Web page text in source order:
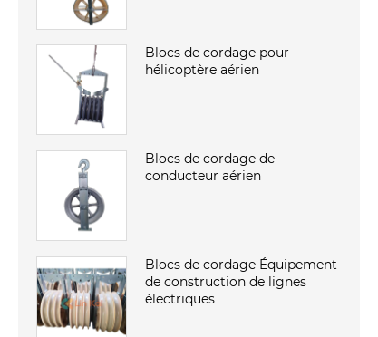
Blocs de cordage pour
hélicoptère aérien
Blocs de cordage de
conducteur aérien
Blocs de cordage Équipement
de construction de lignes
électriques